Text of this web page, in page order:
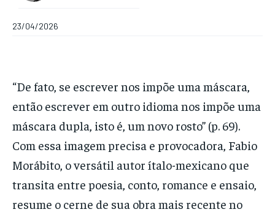
23/04/2026
“De fato, se escrever nos impõe uma máscara,
então escrever em outro idioma nos impõe uma
máscara dupla, isto é, um novo rosto” (p. 69).
Com essa imagem precisa e provocadora, Fabio
Morábito, o versátil autor ítalo-mexicano que
transita entre poesia, conto, romance e ensaio,
resume o cerne de sua obra mais recente no